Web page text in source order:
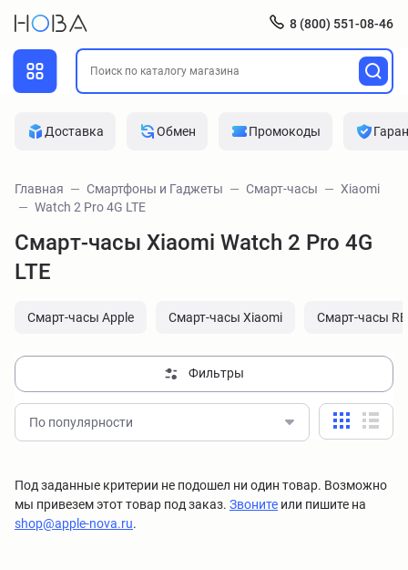
8 (800) 551-08-46
Доставка Обмен Промокоды
Главная Смартфоны и Гаджеты Смарт-часы
Xiaomi
Watch 2 Pro 4G LTE
Смарт-часы Xiaomi Watch 2 Pro 4G
LTE
Смарт-часы Apple Смарт-часы Xiaomi Смарт-часы
Фильтры
По популярности
Под заданные критерии не подошел ни один товар. Возможно
мы привезем этот товар под заказ. Звоните или пишите на
shop@apple-nova.ru.